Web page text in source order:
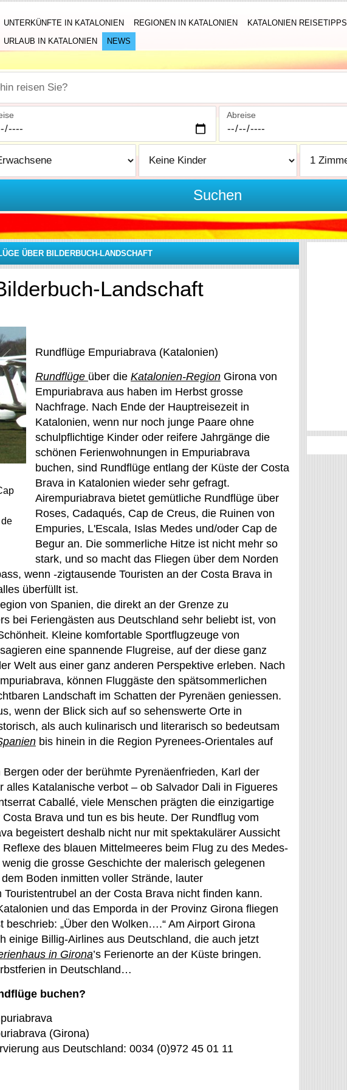
UNTERKÜNFTE IN KATALONIEN REGIONEN IN KATALONIEN
KATALONIEN REISETIPPS
URLAUB IN KATALONIEN
NEWS
reisen Sie?
Abreise
Suchen
ÜBER BILDERBUCH-LANDSCHAFT
Landschaft
Rundflüge Empuriabrava (Katalonien)
Rundflüge über die Katalonien-Region Girona von
Empuriabrava aus haben im Herbst grosse
Nachfrage. Nach Ende der Hauptreisezeit in
Katalonien, wenn nur noch junge Paare ohne
schulpflichtige Kinder oder reifere Jahrgänge die
schönen Ferienwohnungen in Empuriabrava
buchen, sind Rundflüge entlang der Küste der Costa
Brava in Katalonien wieder sehr gefragt.
Airempuriabrava bietet gemütliche Rundflüge über
Roses, Cadaqués, Cap de Creus, die Ruinen von
Empuries, L'Escala, Islas Medes und/oder Cap de
Begur an. Die sommerliche Hitze ist nicht mehr so
stark, und so macht das Fliegen über dem Norden
wenn -zigtausende Touristen an der Costa Brava in
überfüllt ist.
von Spanien, die direkt an der Grenze zu
bei Feriengästen aus Deutschland sehr beliebt ist, von
Kleine komfortable Sportflugzeuge von
eine spannende Flugreise, auf der diese ganz
Welt aus einer ganz anderen Perspektive erleben. Nach
können Fluggäste den spätsommerlichen
Landschaft im Schatten der Pyrenäen geniessen.
wenn der Blick sich auf so sehenswerte Orte in
als auch kulinarisch und literarisch so bedeutsam
bis hinein in die Region Pyrenees-Orientales auf
oder der berühmte Pyrenäenfrieden, Karl der
alles Katalanische verbot – ob Salvador Dali in Figueres
Caballé, viele Menschen prägten die einzigartige
Brava und tun es bis heute. Der Rundflug vom
begeistert deshalb nicht nur mit spektakulärer Aussicht
des blauen Mittelmeeres beim Flug zu des Medes-
die grosse Geschichte der malerisch gelegenen
Boden inmitten voller Strände, lauter
an der Costa Brava nicht finden kann.
und das Emporda in der Provinz Girona fliegen
beschrieb: „Über den Wolken….“ Am Airport Girona
einige Billig-Airlines aus Deutschland, die auch jetzt
in Girona’s Ferienorte an der Küste bringen.
in Deutschland…
buchen?
(Girona)
aus Deutschland: 0034 (0)972 45 01 11